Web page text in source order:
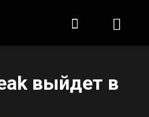
выйдет в